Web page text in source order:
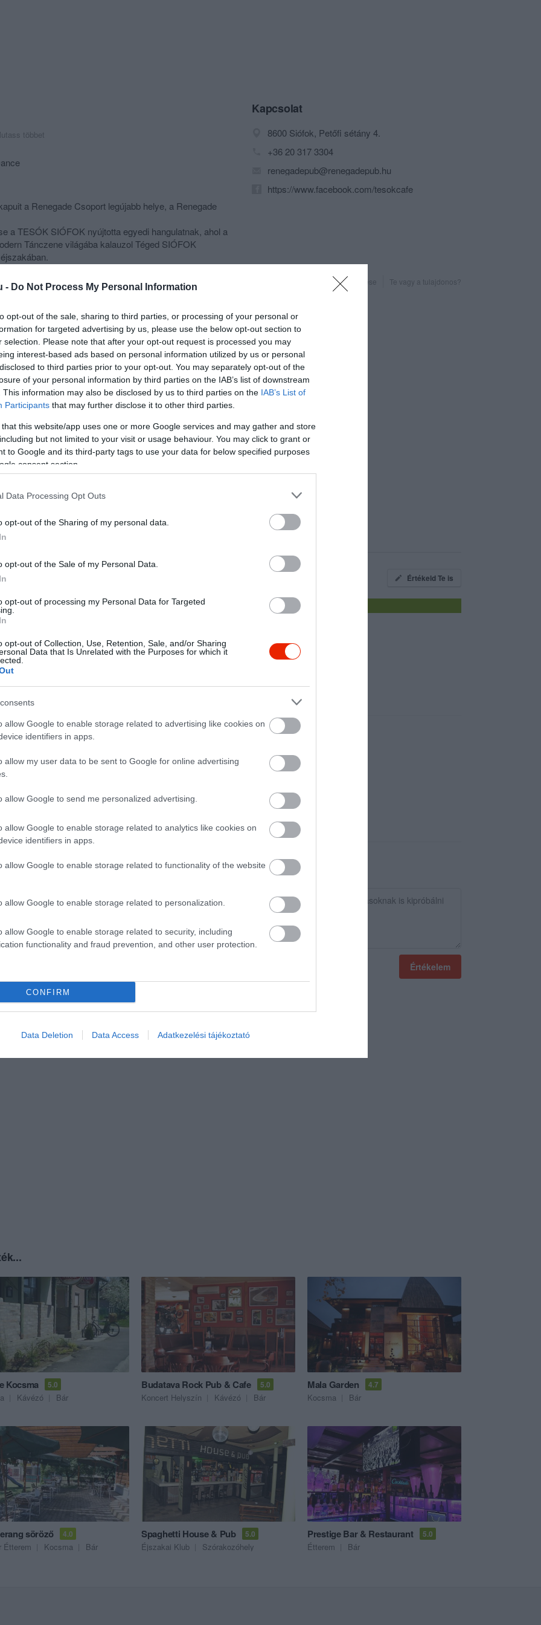
- Do Not Process My Personal Information
opt-out of the sale, sharing to third parties, or processing of your personal or
for targeted advertising by us, please use the below opt-out section to
selection. Please note that after your opt-out request is processed you may
interest-based ads based on personal information utilized by us or personal
to third parties prior to your opt-out. You may separately opt-out of the
of your personal information by third parties on the IAB’s list of downstream
This information may also be disclosed by us to third parties on the IAB’s List of
Participants that may further disclose it to other third parties.
that this website/app uses one or more Google services and may gather and store
but not limited to your visit or usage behaviour. You may click to grant or
to Google and its third-party tags to use your data for below specified purposes
consent section.
Data Processing Opt Outs
opt-out of the Sharing of my personal data.
opt-out of the Sale of my Personal Data.
opt-out of processing my Personal Data for Targeted
opt-out of Collection, Use, Retention, Sale, and/or Sharing
Data that Is Unrelated with the Purposes for which it
allow Google to enable storage related to advertising like cookies on
identifiers in apps.
allow my user data to be sent to Google for online advertising
allow Google to send me personalized advertising.
allow Google to enable storage related to analytics like cookies on
identifiers in apps.
allow Google to enable storage related to functionality of the website
allow Google to enable storage related to personalization.
allow Google to enable storage related to security, including
functionality and fraud prevention, and other user protection.
CONFIRM
Data Deletion Data Access Adatkezelési tájékoztató
többet
a Renegade Csoport legújabb helye, a Renegade
a TESÓK SIÓFOK nyújtotta egyedi hangulatnak, ahol a
Tánczene világába kalauzol Téged SIÓFOK
Kapcsolat
8600 Siófok, Petőfi sétány 4.
+36 20 317 3304
renegadepub@renegadepub.hu
https://www.facebook.com/tesokcafe
Probléma jelentése Te vagy a tulajdonos?
Értékeld Te is
helyet, és nem csalódtunk!!
kiszolgálás, egyedi koktélok, pipa füst, Danika tűz!! 5*
Értékelem
Kocsma 5.0
Kávézó Bár
Budatava Rock Pub & Cafe 5.0
Koncert Helyszín Kávézó Bár
Mala Garden 4.7
Kocsma Bár
söröző 4.0
Étterem Kocsma Bár
Spaghetti House & Pub 5.0
Éjszakai Klub Szórakozóhely
Prestige Bar & Restaurant 5.0
Étterem Bár